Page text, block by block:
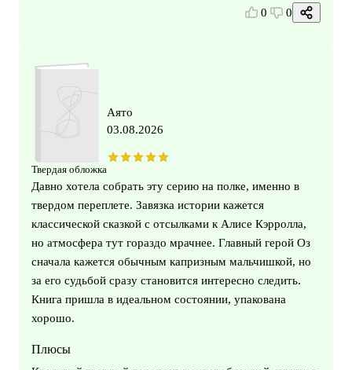
0 0
Твердая обложка
Аято
03.08.2026
Давно хотела собрать эту серию на полке, именно в
твердом переплете. Завязка истории кажется
классической сказкой с отсылками к Алисе Кэрролла,
но атмосфера тут гораздо мрачнее. Главный герой Оз
сначала кажется обычным капризным мальчишкой, но
за его судьбой сразу становится интересно следить.
Книга пришла в идеальном состоянии, упакована
хорошо.
Плюсы